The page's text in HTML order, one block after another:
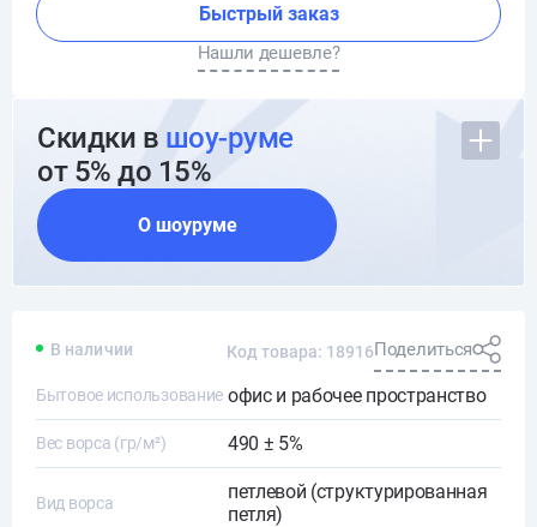
Быстрый заказ
Нашли дешевле?
Скидки в шоу-руме
от 5% до 15%
О шоуруме
В наличии Код товара: 18916Поделиться
Бытовое использование офис и рабочее пространство
Вес ворса (гр/м²) 490 ± 5%
Вид ворса
петлевой (структурированная
петля)